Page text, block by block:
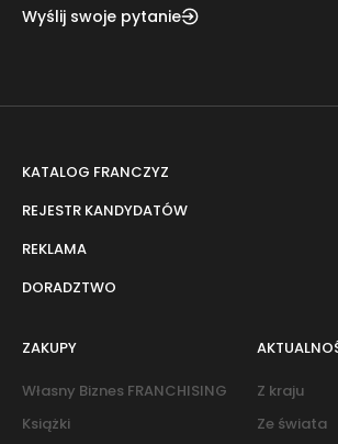
Wyślij swoje pytanie
KATALOG FRANCZYZ
REJESTR KANDYDATÓW
REKLAMA
DORADZTWO
ZAKUPY
Własny Biznes FRANCHISING
Książki
Z kraju
Ze świata